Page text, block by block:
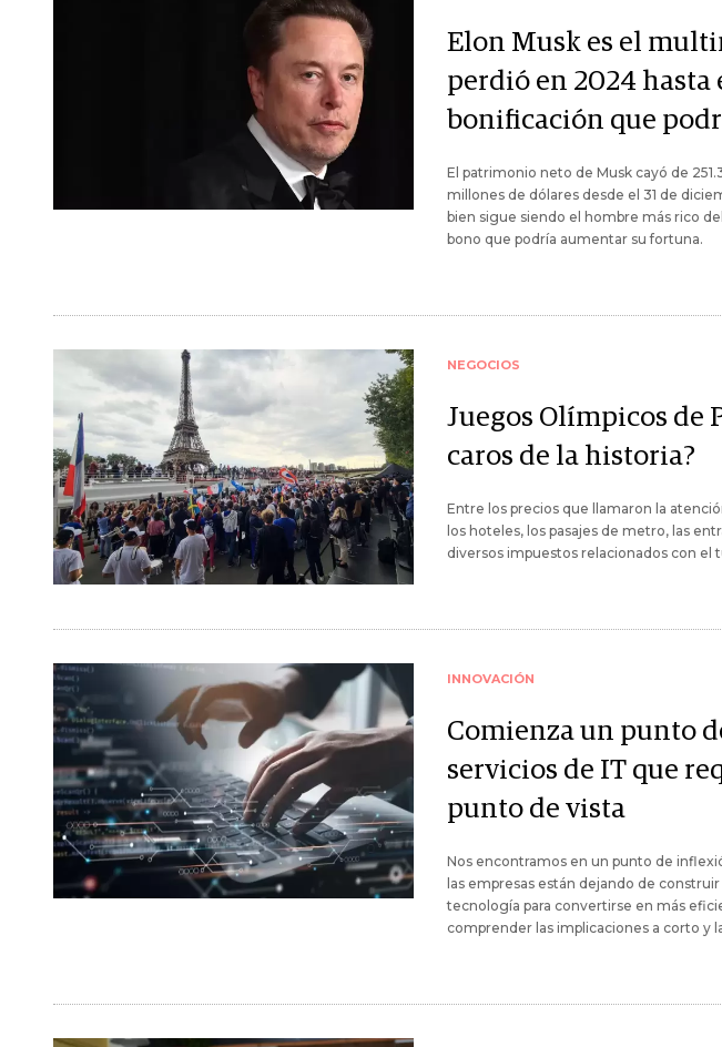
Elon Musk es el
perdió en 2024 hasta
bonificación que
El patrimonio neto de Musk cayó de
millones de dólares desde el 31 de
bien sigue siendo el hombre más rico
bono que podría aumentar su fortuna.
NEGOCIOS
Juegos Olímpicos de
caros de la historia?
Entre los precios que llamaron la
los hoteles, los pasajes de metro, las
diversos impuestos relacionados con el
INNOVACIÓN
Comienza un punto
servicios de IT que
punto de vista
Nos encontramos en un punto de
las empresas están dejando de
tecnología para convertirse en más
comprender las implicaciones a corto y